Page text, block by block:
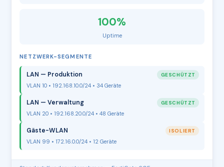
100%
Uptime
NETZWERK-SEGMENTE
LAN — Produktion GESCHÜTZT
VLAN 10 • 192.168.10.0/24 • 34 Geräte
LAN — Verwaltung GESCHÜTZT
VLAN 20 • 192.168.20.0/24 • 48 Geräte
Gäste-WLAN ISOLIERT
VLAN 99 • 172.16.0.0/24 • 12 Geräte